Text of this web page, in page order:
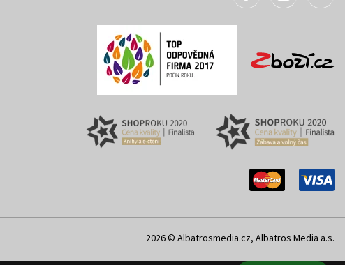
2026 © Albatrosmedia.cz, Albatros Media a.s.